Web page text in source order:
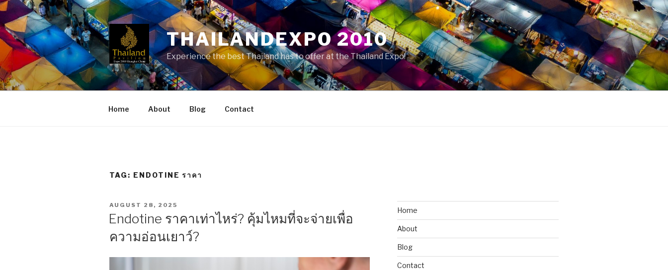
Skip
content
THAILANDEXPO 2010
Experience the best Thailand has to offer at the Thailand Expo!
Home About Blog Contact
TAG: ENDOTINE ราคา
POSTED
AUGUST 28, 2025
Endotine ราคาเท่าไหร่? คุ้มไหมที่จะจ่ายเพื่อ
ความอ่อนเยาว์?
Home
About
Blog
Contact